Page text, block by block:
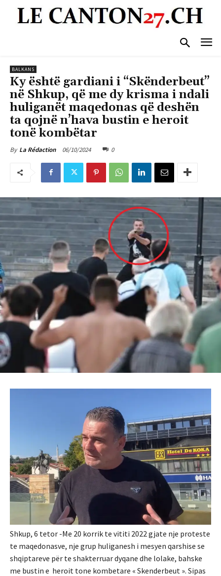
BALKANS
Ky është gardiani i “Skënderbeut”
në Shkup, që me dy krisma i ndali
huliganët maqedonas që deshën
ta qojnë n’hava bustin e heroit
tonë kombëtar
By La Rédaction 06/10/2024 0
Shkup, 6 tetor -Me 20 korrik te vititi 2022 gjate nje proteste
te maqedonasve, nje grup huliganesh i mesyen qarshise se
shqiptareve për te shakterruar dyqane dhe lolake, bahske
me bustin e heroit tone kombetare « Skenderbeut ». Sipas